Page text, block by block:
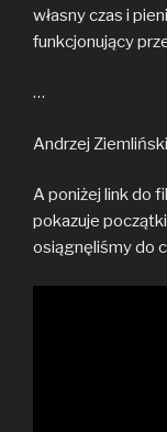
własny czas i
funkcjonujący
…
Andrzej
A poniżej link do
pokazuje
osiągnęliśmy do